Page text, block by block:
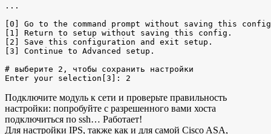
...
[0] Go to the command prompt without saving this
[1] Return to setup without saving this config.
[2] Save this configuration and exit setup.
[3] Continue to Advanced setup.
# выберите 2, чтобы сохранить настройки
Подключите модуль к сети и проверьте правильность
настройки: попробуйте с разрешенного вами хоста
подключиться по ssh… Работает!
Для настройки IPS, также как и для самой Cisco ASA,